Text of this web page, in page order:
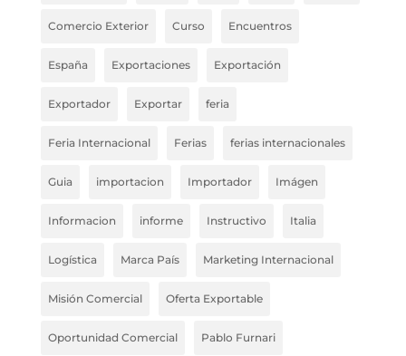
Comercio Exterior Curso Encuentros
España Exportaciones Exportación
Exportador Exportar feria
Feria Internacional Ferias ferias internacionales
Guia importacion Importador Imágen
Informacion informe Instructivo Italia
Logística Marca País Marketing Internacional
Misión Comercial Oferta Exportable
Oportunidad Comercial Pablo Furnari